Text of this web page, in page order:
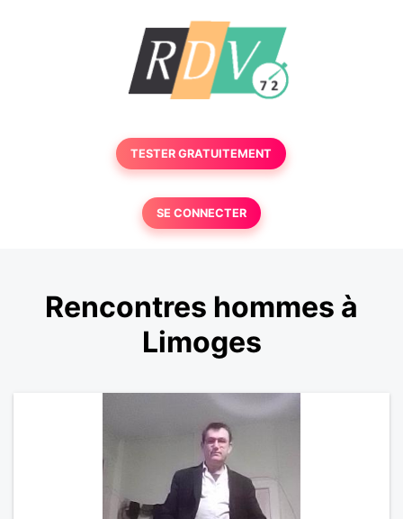
TESTER GRATUITEMENT
SE CONNECTER
Rencontres hommes à
Limoges